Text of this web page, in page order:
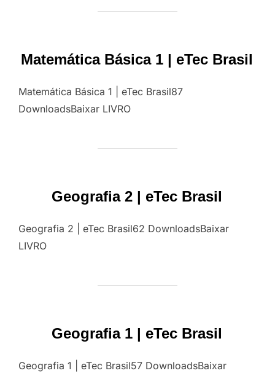
Matemática Básica 1 | eTec Brasil
Matemática Básica 1 | eTec Brasil87
DownloadsBaixar LIVRO
Geografia 2 | eTec Brasil
Geografia 2 | eTec Brasil62 DownloadsBaixar
LIVRO
Geografia 1 | eTec Brasil
Geografia 1 | eTec Brasil57 DownloadsBaixar